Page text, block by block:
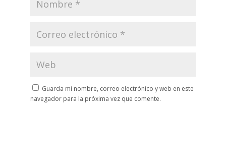
Guarda mi nombre, correo electrónico y web en este
navegador para la próxima vez que comente.